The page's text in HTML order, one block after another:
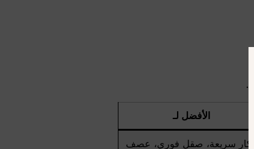
الأفضل لـ
أفكار سريعة، صقل فوري، عصف